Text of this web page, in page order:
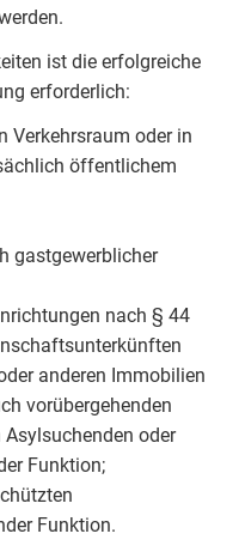
ist die erfolgreiche
erforderlich:
Verkehrsraum oder in
öffentlichem
gastgewerblicher
nach § 44
anderen Immobilien
vorübergehenden
oder
Funktion;
Funktion.